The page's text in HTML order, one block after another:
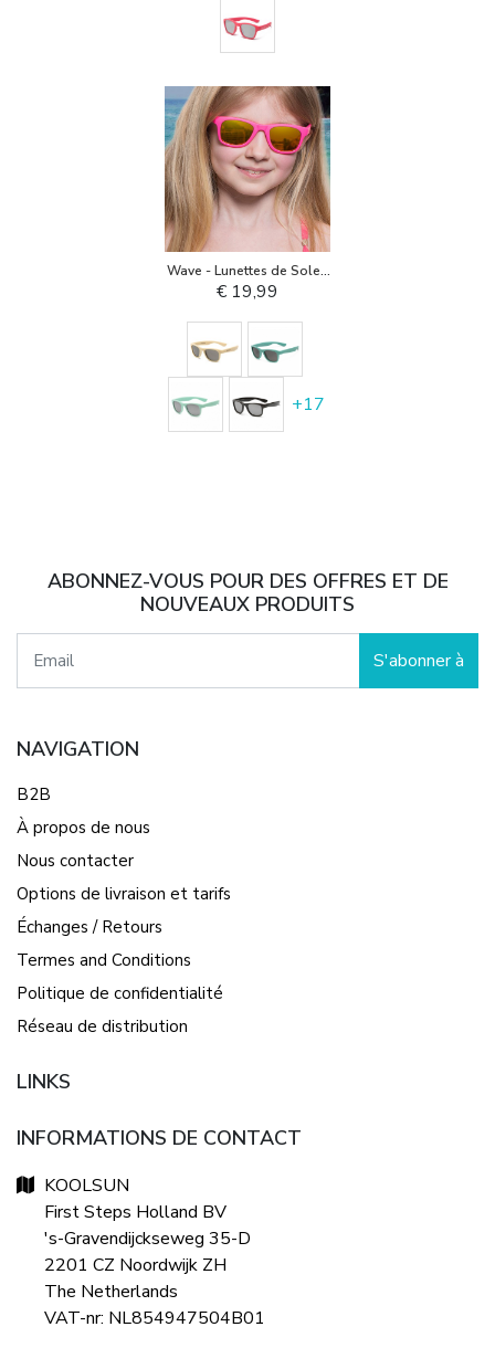
Wave - Lunettes de Soleil
pour Enfant
€ 19,99
+17
ABONNEZ-VOUS POUR DES OFFRES ET DE
NOUVEAUX PRODUITS
S'abonner à
NAVIGATION
B2B
À propos de nous
Nous contacter
Options de livraison et tarifs
Échanges / Retours
Termes and Conditions
Politique de confidentialité
Réseau de distribution
LINKS
INFORMATIONS DE CONTACT
KOOLSUN
First Steps Holland BV
's-Gravendijckseweg 35-D
2201 CZ Noordwijk ZH
The Netherlands
VAT-nr: NL854947504B01